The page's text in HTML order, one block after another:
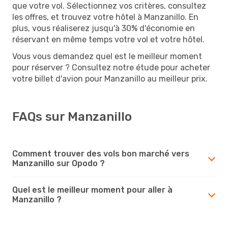
que votre vol. Sélectionnez vos critères, consultez
les offres, et trouvez votre hôtel à Manzanillo. En
plus, vous réaliserez jusqu'à 30% d'économie en
réservant en même temps votre vol et votre hôtel.
Vous vous demandez quel est le meilleur moment
pour réserver ? Consultez notre étude pour acheter
votre billet d'avion pour Manzanillo au meilleur prix.
FAQs sur Manzanillo
Comment trouver des vols bon marché vers
Manzanillo sur Opodo ?
Quel est le meilleur moment pour aller à
Manzanillo ?